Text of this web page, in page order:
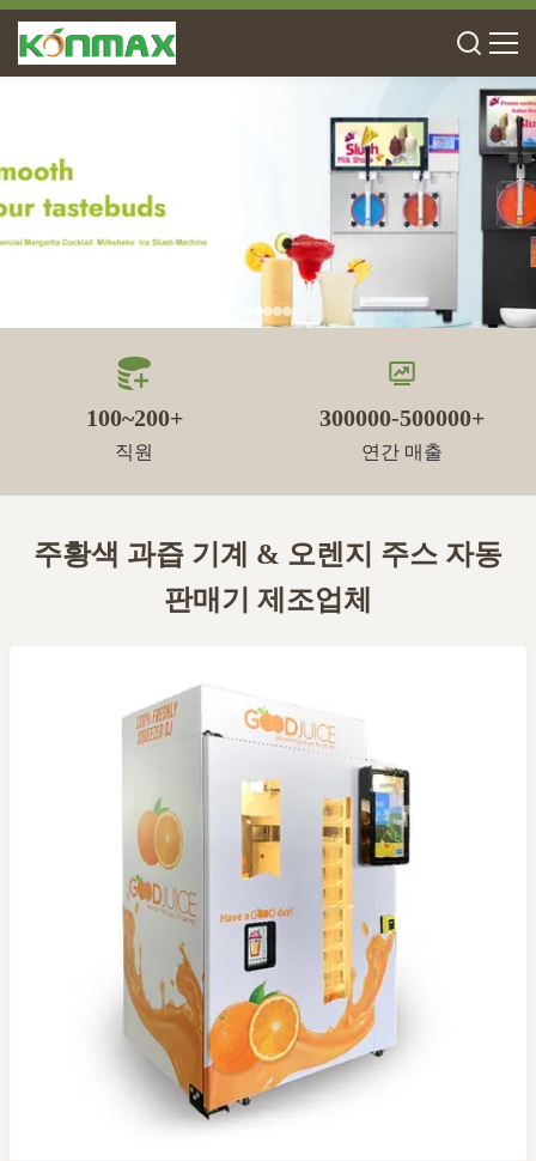
100~200+ 300000-500000+
연간 매출
주황색 과즙 기계 & 오렌지 주스 자동
판매기 제조업체